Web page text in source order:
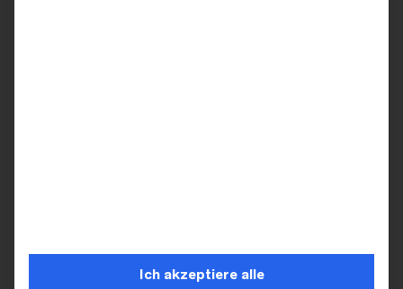
Ich akzeptiere alle